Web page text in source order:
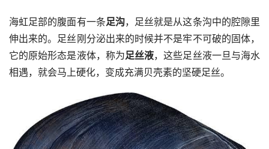
海虹足部的腹面有一条足沟，足丝就是从这条沟中的腔隙里
伸出来的。足丝刚分泌出来的时候并不是牢不可破的固体，
它的原始形态是液体，称为足丝液，这些足丝液一旦与海水
相遇，就会马上硬化，变成充满贝壳素的坚硬足丝。